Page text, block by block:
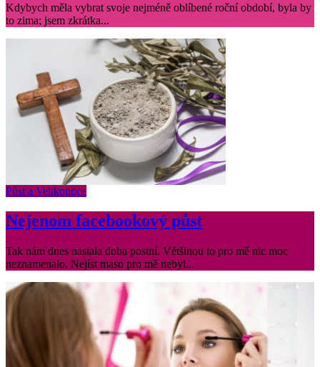
Kdybych měla vybrat svoje nejméně oblíbené roční období, byla by
to zima; jsem zkrátka...
Půst a Velikonoce
Nejenom facebookový půst
Tak nám dnes nastala doba postní. Většinou to pro mě nic moc
neznamenalo. Nejíst maso pro mě nebyl...